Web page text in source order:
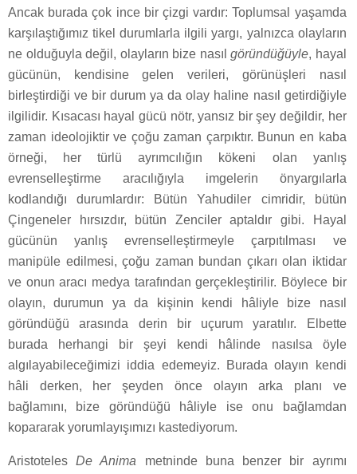
Ancak burada çok ince bir çizgi vardır: Toplumsal yaşamda
karşılaştığımız tikel durumlarla ilgili yargı, yalnızca olayların
ne olduğuyla değil, olayların bize nasılgöründüğüyle, hayal
gücünün, kendisine gelen verileri, görünüşleri nasıl
birleştirdiği ve bir durum ya da olay haline nasıl getirdiğiyle
ilgilidir. Kısacası hayal gücü nötr, yansız bir şey değildir, her
zaman ideolojiktir ve çoğu zaman çarpıktır. Bunun en kaba
örneği, her türlü ayrımcılığın kökeni olan yanlış
evrenselleştirme aracılığıyla imgelerin önyargılarla
kodlandığı durumlardır: Bütün Yahudiler cimridir, bütün
Çingeneler hırsızdır, bütün Zenciler aptaldır gibi. Hayal
gücünün yanlış evrenselleştirmeyle çarpıtılması ve
manipüle edilmesi, çoğu zaman bundan çıkarı olan iktidar
ve onun aracı medya tarafından gerçekleştirilir. Böylece bir
olayın, durumun ya da kişinin kendi hâliyle bize nasıl
göründüğü arasında derin bir uçurum yaratılır. Elbette
burada herhangi bir şeyi kendi hâlinde nasılsa öyle
algılayabileceğimizi iddia edemeyiz. Burada olayın kendi
hâli derken, her şeyden önce olayın arka planı ve
bağlamını, bize göründüğü hâliyle ise onu bağlamdan
kopararak yorumlayışımızı kastediyorum.
AristotelesDe Anima metninde buna benzer bir ayrımı